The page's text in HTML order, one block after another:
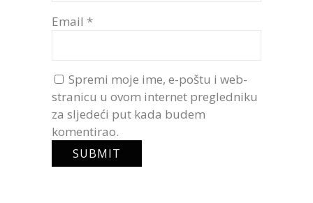
Email *
Spremi moje ime, e-poštu i web-
stranicu u ovom internet pregledniku
za sljedeći put kada budem
komentirao.